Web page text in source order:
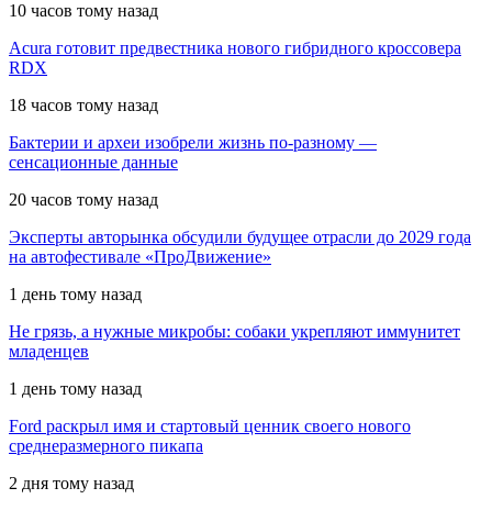
10 часов тому назад
Acura готовит предвестника нового гибридного кроссовера
RDX
18 часов тому назад
Бактерии и археи изобрели жизнь по-разному —
сенсационные данные
20 часов тому назад
Эксперты авторынка обсудили будущее отрасли до 2029 года
на автофестивале «ПроДвижение»
1 день тому назад
Не грязь, а нужные микробы: собаки укрепляют иммунитет
младенцев
1 день тому назад
Ford раскрыл имя и стартовый ценник своего нового
среднеразмерного пикапа
2 дня тому назад